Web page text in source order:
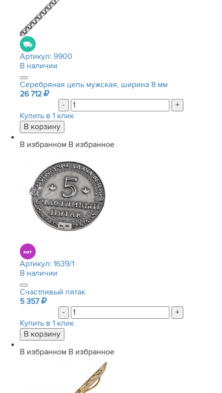
Артикул: 9900
В наличии
Серебряная цепь мужская, ширина 8 мм
26 712
-
+
Купить в 1 клик
В избранном В избранное
Артикул: 1639/1
В наличии
Счастливый пятак
5 357
-
+
Купить в 1 клик
В избранном В избранное